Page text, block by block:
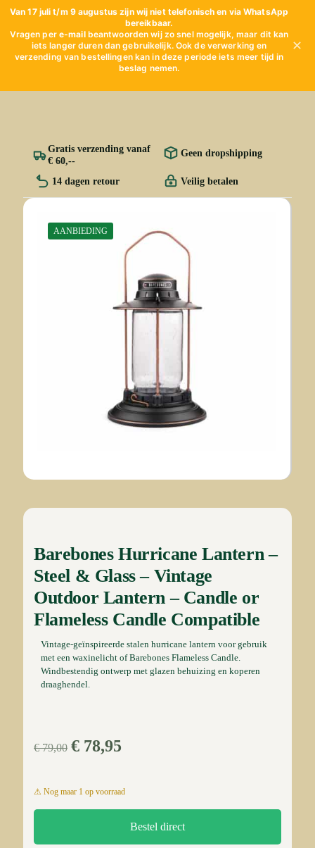
Van 17 juli t/m 9 augustus zijn wij niet telefonisch en via WhatsApp
bereikbaar.
Vragen per e-mailbeantwoorden wij zo snel mogelijk, maar dit kan
iets langer duren dan gebruikelijk. Ook de verwerking en
verzending van bestellingen kan in deze periode iets meer tijd in
beslag nemen.
✕
Gratis verzending vanaf
€ 60,--
Geen dropshipping
14 dagen retour Veilig betalen
AANBIEDING
Barebones Hurricane Lantern –
Steel & Glass – Vintage
Outdoor Lantern – Candle or
Flameless Candle Compatible
Vintage-geïnspireerde stalen hurricane lantern voor gebruik
met een waxinelicht of Barebones Flameless Candle.
Windbestendig ontwerp met glazen behuizing en koperen
draaghendel.
€79,00
Oorspronkelijke
€ 79,00.
€ 78,95
Huidige
€ 78,95.1 op voorraad
Bestel direct